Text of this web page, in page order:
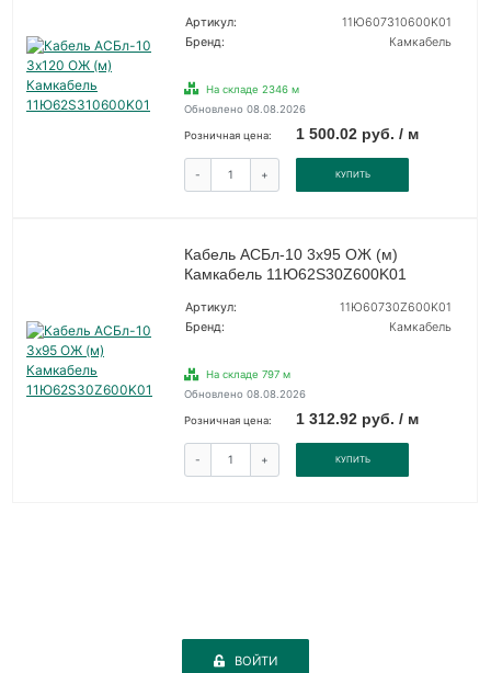
Артикул:
11Ю607310600K01
Бренд:
Камкабель
На складе 2346 м
Обновлено 08.08.2026
Розничная цена: 1 500.02 руб. / м
- + КУПИТЬ
Кабель АСБл-10 3х95 ОЖ (м)
Камкабель 11Ю62S30Z600K01
Артикул:
11Ю60730Z600K01
Бренд:
Камкабель
На складе 797 м
Обновлено 08.08.2026
Розничная цена: 1 312.92 руб. / м
- + КУПИТЬ
ВОЙТИ